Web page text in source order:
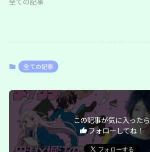
全ての記事
この記事が気に入ったら
フォローしてね！